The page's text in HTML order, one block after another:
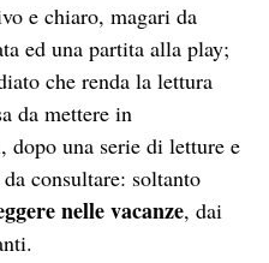
e chiaro, magari da
ed una partita alla play;
che renda la lettura
da mettere in
dopo una serie di letture e
consultare: soltanto
nelle vacanze, dai